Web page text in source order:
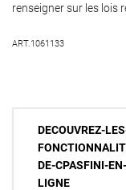
renseigner sur les lois
ART.1061133
Navigation
l’article
DECOUVREZ-
DE-CPASFINI-EN-
LIGNE